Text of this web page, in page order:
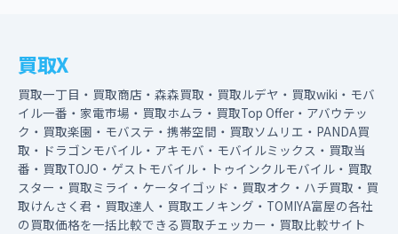
買取X
買取一丁目・買取商店・森森買取・買取ルデヤ・買取wiki・モバ
イル一番・家電市場・買取ホムラ・買取Top Offer・アバウテッ
ク・買取楽園・モバステ・携帯空間・買取ソムリエ・PANDA買
取・ドラゴンモバイル・アキモバ・モバイルミックス・買取当
番・買取TOJO・ゲストモバイル・トゥインクルモバイル・買取
スター・買取ミライ・ケータイゴッド・買取オク・ハチ買取・買
取けんさく君・買取達人・買取エノキング・TOMIYA富屋の各社
の買取価格を一括比較できる買取チェッカー・買取比較サイト